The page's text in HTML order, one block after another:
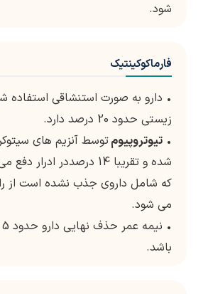
شود.
فارماکوکینتیک
• دارو به صورت استنشاقی استفاده
زیستی حدود 20 درصد دارد.
• تیوتروپیومتوسط آنزیم های
شده و تقریبا 14 درصددر
که شامل داروی جذب نشده است از
می شود.
باشد.